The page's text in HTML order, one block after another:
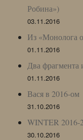
Робина»)
03.11.2016
Из «Монолога
01.11.2016
Два
01.11.2016
Вася в 2016-ом
31.10.2016
WINTER 2016-
30.10.2016